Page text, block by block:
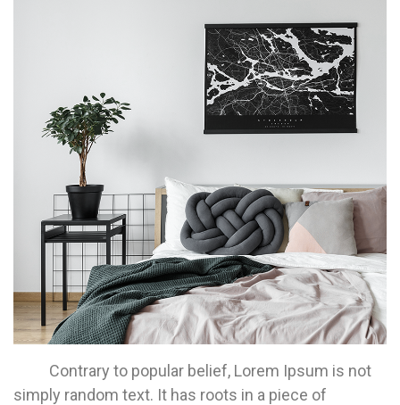
Contrary to popular belief, Lorem Ipsum is not
simply random text. It has roots in a piece of